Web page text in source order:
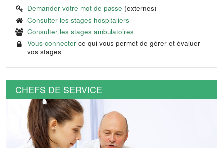
Demander votre mot de passe (externes)
Consulter les stages hospitaliers
Consulter les stages ambulatoires
Vous connecter ce qui vous permet de gérer et évaluer
vos stages
CHEFS DE SERVICE